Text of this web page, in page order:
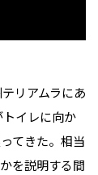
リアムラにあ
イレに向か
てきた。相当
を説明する間